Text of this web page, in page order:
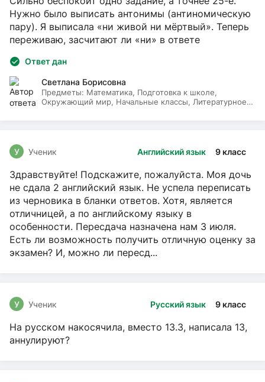
Нужно было выписать антонимы (антиномическую
пару). Я выписала «ни живой ни мёртвый». Теперь
переживаю, засчитают ли «ни» в ответе
Ответ дан
Светлана Борисовна
Предметы: Математика, Подготовка к школе,
Окружающий мир, Начальные классы, Литературное
Английский язык 9 класс
У Ученик
Здравствуйте! Подскажите, пожалуйста. Моя дочь
не сдала 2 английский язык. Не успела переписать
из черновика в бланки ответов. Хотя, является
отличницей, а по английскому языку в
особенности. Пересдача назначена нам 3 июля.
Есть ли возможность получить отличную оценку за
экзамен? И, можно ли пересд...
Русский язык 9 класс
У Ученик
На русском накосячила, вместо 13.3, написала 13,
аннулируют?